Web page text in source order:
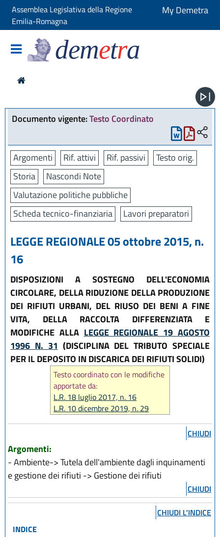
Assemblea Legislativa della Regione
Emilia-Romagna
My Demetra
demetra
Documento vigente:Testo Coordinato
Argomenti Rif. attivi Rif. passivi
Testo orig.
Storia
Nascondi Note
Valutazione politiche pubbliche
Scheda tecnico-finanziaria
Lavori preparatori
LEGGE REGIONALE 05 ottobre 2015, n.
16
DISPOSIZIONI A SOSTEGNO DELL'ECONOMIA
CIRCOLARE, DELLA RIDUZIONE DELLA PRODUZIONE
DEI RIFIUTI URBANI, DEL RIUSO DEI BENI A FINE
VITA, DELLA RACCOLTA DIFFERENZIATA E
MODIFICHE ALLA LEGGE REGIONALE 19 AGOSTO
1996 N. 31 (DISCIPLINA DEL TRIBUTO SPECIALE
PER IL DEPOSITO IN DISCARICA DEI RIFIUTI SOLIDI)
Testo coordinato con le modifiche
apportate da:
L.R. 18 luglio 2017, n. 16
L.R. 10 dicembre 2019, n. 29
L.R. 29 dicembre 2025, n. 11
L.R. 28 luglio 2026, n. 9
CHIUDI
Argomenti:
- Ambiente-> Tutela dell'ambiente dagli inquinamenti
e gestione dei rifiuti -> Gestione dei rifiuti
CHIUDI
CHIUDI L'INDICE
INDICE